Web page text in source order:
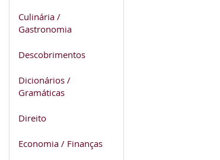
Culinária /
Gastronomia
Descobrimentos
Dicionários /
Gramáticas
Direito
Economia / Finanças